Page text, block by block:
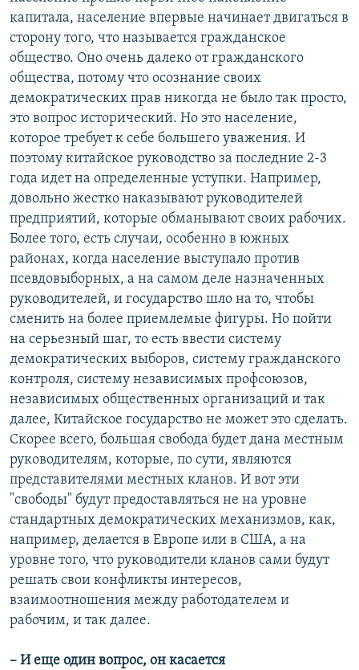
капитала, население впервые начинает двигаться в
сторону того, что называется гражданское
общество. Оно очень далеко от гражданского
общества, потому что осознание своих
демократических прав никогда не было так просто,
это вопрос исторический. Но это население,
которое требует к себе большего уважения. И
поэтому китайское руководство за последние 2-3
года идет на определенные уступки. Например,
довольно жестко наказывают руководителей
предприятий, которые обманывают своих рабочих.
Более того, есть случаи, особенно в южных
районах, когда население выступало против
псевдовыборных, а на самом деле назначенных
руководителей, и государство шло на то, чтобы
сменить на более приемлемые фигуры. Но пойти
на серьезный шаг, то есть ввести систему
демократических выборов, систему гражданского
контроля, систему независимых профсоюзов,
независимых общественных организаций и так
далее, Китайское государство не может это сделать.
Скорее всего, большая свобода будет дана местным
руководителям, которые, по сути, являются
представителями местных кланов. И вот эти
"свободы" будут предоставляться не на уровне
стандартных демократических механизмов, как,
например, делается в Европе или в США, а на
уровне того, что руководители кланов сами будут
решать свои конфликты интересов,
взаимоотношения между работодателем и
рабочим, и так далее.
– И еще один вопрос, он касается